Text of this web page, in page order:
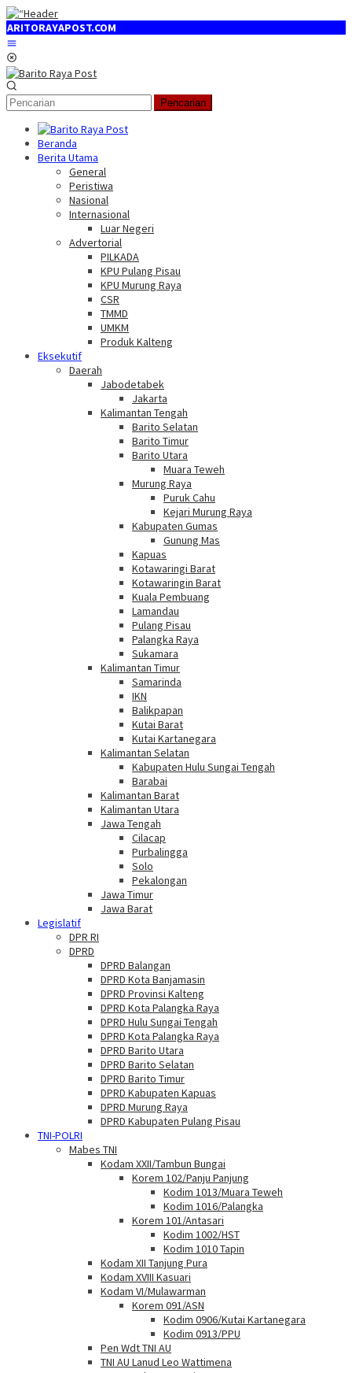
Loncat
ke
konten
Pencarian
Beranda
Berita Utama
General
Peristiwa
Nasional
Internasional
Luar Negeri
Advertorial
PILKADA
KPU Pulang Pisau
KPU Murung Raya
CSR
TMMD
UMKM
Produk Kalteng
Eksekutif
Daerah
Jabodetabek
Jakarta
Kalimantan Tengah
Barito Selatan
Barito Timur
Barito Utara
Muara Teweh
Murung Raya
Puruk Cahu
Kejari Murung Raya
Kabupaten Gumas
Gunung Mas
Kapuas
Kotawaringi Barat
Kotawaringin Barat
Kuala Pembuang
Lamandau
Pulang Pisau
Palangka Raya
Sukamara
Kalimantan Timur
Samarinda
IKN
Balikpapan
Kutai Barat
Kutai Kartanegara
Kalimantan Selatan
Kabupaten Hulu Sungai Tengah
Barabai
Kalimantan Barat
Kalimantan Utara
Jawa Tengah
Cilacap
Purbalingga
Solo
Pekalongan
Jawa Timur
Jawa Barat
Legislatif
DPR RI
DPRD
DPRD Balangan
DPRD Kota Banjamasin
DPRD Provinsi Kalteng
DPRD Kota Palangka Raya
DPRD Hulu Sungai Tengah
DPRD Kota Palangka Raya
DPRD Barito Utara
DPRD Barito Selatan
DPRD Barito Timur
DPRD Kabupaten Kapuas
DPRD Murung Raya
DPRD Kabupaten Pulang Pisau
TNI-POLRI
Mabes TNI
Kodam XXII/Tambun Bungai
Korem 102/Panju Panjung
Kodim 1013/Muara Teweh
Kodim 1016/Palangka
Korem 101/Antasari
Kodim 1002/HST
Kodim 1010 Tapin
Kodam XII Tanjung Pura
Kodam XVIII Kasuari
Kodam VI/Mulawarman
Korem 091/ASN
Kodim 0906/Kutai Kartanegara
Kodim 0913/PPU
Pen Wdt TNI AU
TNI AU Lanud Leo Wattimena